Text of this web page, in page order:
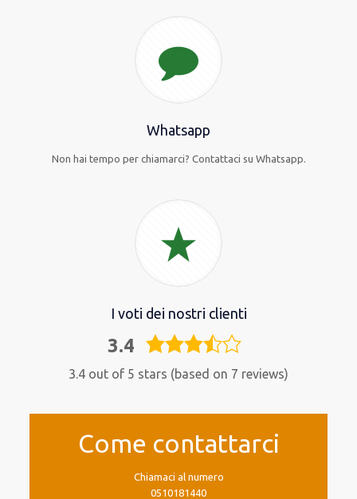
Whatsapp
Non hai tempo per chiamarci? Contattaci su Whatsapp.
I voti dei nostri clienti
3.4
3,4
3.4 out of 5 stars (based on 7 reviews)
Come contattarci
Chiamaci al numero
0510181440